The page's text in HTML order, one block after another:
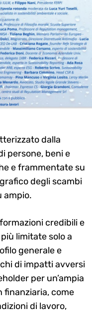
dalla
persone, beni e
e frammentate su
degli scambi
ampio.
credibili e
limitate solo a
generale e
di impatti avversi
per un’ampia
finanziaria, come
di lavoro,